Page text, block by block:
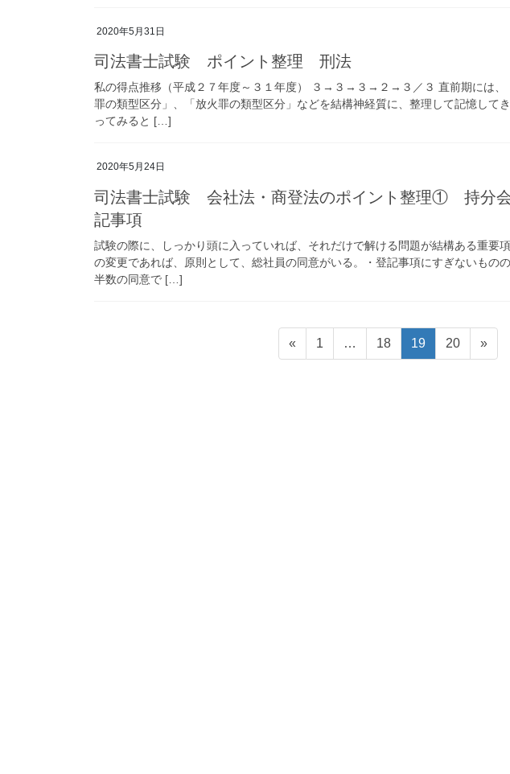
2020年5月31日
司法書士試験 ポイント整理 刑法
私の得点推移（平成２７年度～３１年度） ３→３→３→２→３／３ 直前期には、
罪の類型区分」、「放火罪の類型区分」などを結構神経質に、整理して記憶して
ってみると […]
2020年5月24日
司法書士試験 会社法・商登法のポイント整理① 持分会
記事項
試験の際に、しっかり頭に入っていれば、それだけで解ける問題が結構ある重要
の変更であれば、原則として、総社員の同意がいる。・登記事項にすぎないもの
半数の同意で […]
«
固
定
1 …
固
定
18
固
定
19
固
定
20 »